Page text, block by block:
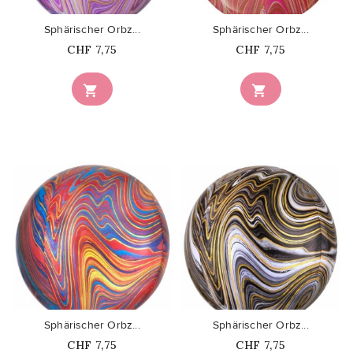

Sphärischer Orbz...
Price
CHF 7,75

Sphärischer Orbz...
Price
CHF 7,75
favorite_border
Sphärischer Orbz...
Price
CHF 7,75
favorite_border
Sphärischer Orbz...
Price
CHF 7,75